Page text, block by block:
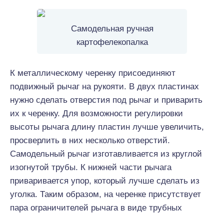
Самодельная ручная
картофелекопалка
К металлическому черенку присоединяют
подвижный рычаг на рукояти. В двух пластинах
нужно сделать отверстия под рычаг и приварить
их к черенку. Для возможности регулировки
высоты рычага длину пластин лучше увеличить,
просверлить в них несколько отверстий.
Самодельный рычаг изготавливается из круглой
изогнутой трубы. К нижней части рычага
приваривается упор, который лучше сделать из
уголка. Таким образом, на черенке присутствует
пара ограничителей рычага в виде трубных